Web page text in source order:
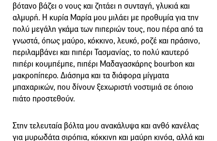
βότανο βάζει ο νους και ζητάει η συνταγή, γλυκιά και
αλμυρή. Η κυρία Μαρία μου μιλάει με προθυμία για την
πολύ μεγάλη γκάμα των πιπεριών τους, που πέρα από τα
γνωστά, όπως μαύρο, κόκκινο, λευκό, ροζέ και πράσινο,
περιλαμβάνει και πιπέρι Τασμανίας, το πολύ καυτερό
πιπέρι κουμπέμπε, πιπέρι Μαδαγασκάρης bourbon και
μακροπίπερο. Διάσημα και τα διάφορα μίγματα
μπαχαρικών, που δίνουν ξεχωριστή νοστιμιά σε όποιο
πιάτο προστεθούν.
Στην τελευταία βόλτα μου ανακάλυψα και ανθό κανέλας
για μυρωδάτα σιρόπια, κόκκινη και μαύρη κινόα, αλλά και